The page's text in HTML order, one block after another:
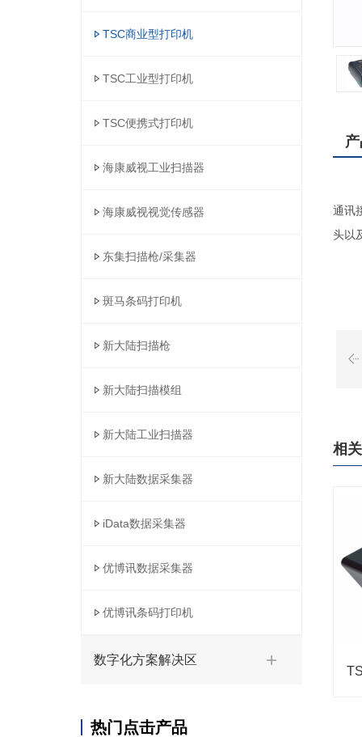
TSC商业型打印机
TSC工业型打印机
TSC便携式打印机
海康威视工业扫描器
海康威视视觉传感器
东集扫描枪/采集器
斑马条码打印机
新大陆扫描枪
新大陆扫描模组
新大陆工业扫描器
新大陆数据采集器
iData数据采集器
优博讯数据采集器
优博讯条码打印机
数字化方案解决区
热门点击产品
通讯
头以
相